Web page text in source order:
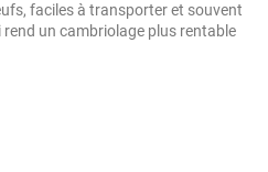
faciles à transporter et souvent
un cambriolage plus rentable